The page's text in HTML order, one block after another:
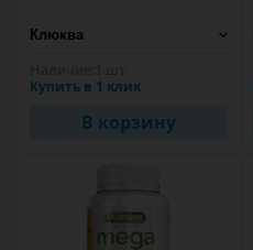
Купить в 1 клик
В корзину